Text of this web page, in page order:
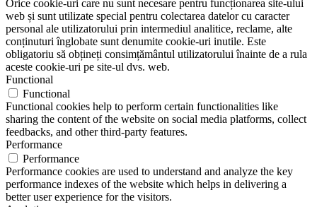
Orice cookie-uri care nu sunt necesare pentru funcționarea site-ului
web și sunt utilizate special pentru colectarea datelor cu caracter
personal ale utilizatorului prin intermediul analitice, reclame, alte
conținuturi înglobate sunt denumite cookie-uri inutile. Este
obligatoriu să obțineți consimțământul utilizatorului înainte de a rula
aceste cookie-uri pe site-ul dvs. web.
Functional
Functional
Functional cookies help to perform certain functionalities like
sharing the content of the website on social media platforms, collect
feedbacks, and other third-party features.
Performance
Performance
Performance cookies are used to understand and analyze the key
performance indexes of the website which helps in delivering a
better user experience for the visitors.